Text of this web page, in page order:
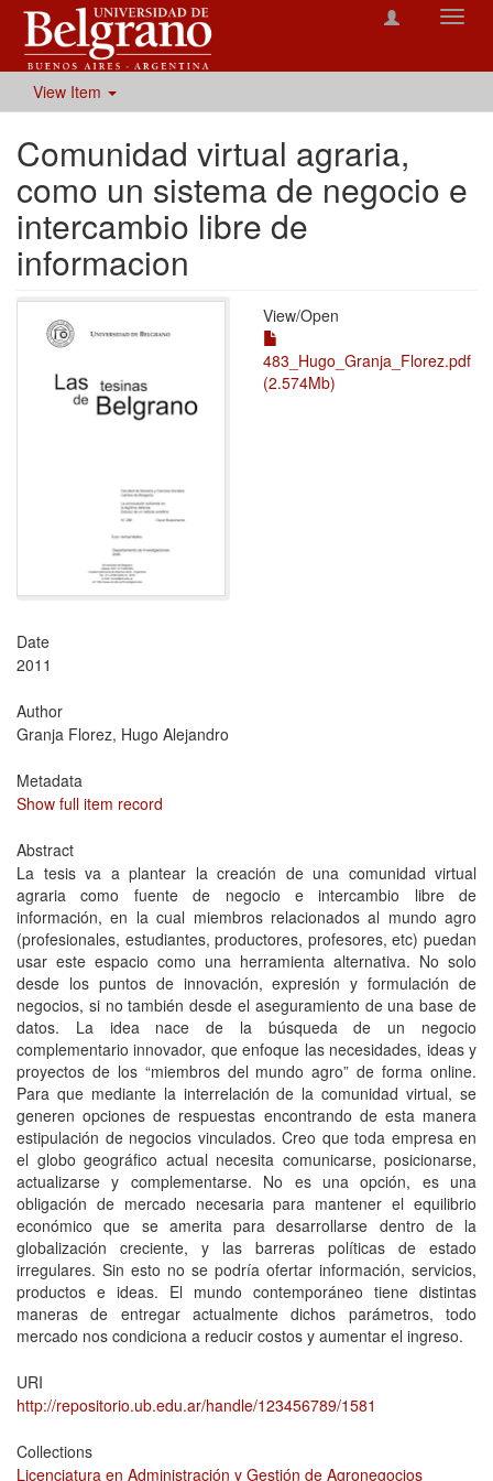
View Item
Comunidad virtual agraria,
como un sistema de negocio e
intercambio libre de
informacion
View/Open
483_Hugo_Granja_Florez.pdf
(2.574Mb)
Date
2011
Author
Granja Florez, Hugo Alejandro
Metadata
Show full item record
Abstract
La tesis va a plantear la creación de una comunidad virtual
agraria como fuente de negocio e intercambio libre de
información, en la cual miembros relacionados al mundo agro
(profesionales, estudiantes, productores, profesores, etc) puedan
usar este espacio como una herramienta alternativa. No solo
desde los puntos de innovación, expresión y formulación de
negocios, si no también desde el aseguramiento de una base de
datos. La idea nace de la búsqueda de un negocio
complementario innovador, que enfoque las necesidades, ideas y
proyectos de los “miembros del mundo agro” de forma online.
Para que mediante la interrelación de la comunidad virtual, se
generen opciones de respuestas encontrando de esta manera
estipulación de negocios vinculados. Creo que toda empresa en
el globo geográfico actual necesita comunicarse, posicionarse,
actualizarse y complementarse. No es una opción, es una
obligación de mercado necesaria para mantener el equilibrio
económico que se amerita para desarrollarse dentro de la
globalización creciente, y las barreras políticas de estado
irregulares. Sin esto no se podría ofertar información, servicios,
productos e ideas. El mundo contemporáneo tiene distintas
maneras de entregar actualmente dichos parámetros, todo
mercado nos condiciona a reducir costos y aumentar el ingreso.
URI
http://repositorio.ub.edu.ar/handle/123456789/1581
Collections
Licenciatura en Administración y Gestión de Agronegocios